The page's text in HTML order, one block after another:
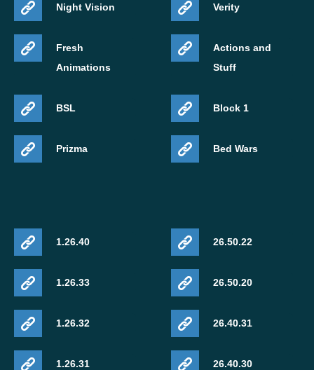
Verity
Actions and
Stuff
1 Block
Bed Wars
Night Vision
Fresh
Animations
BSL
Prizma
26.50.22
26.50.20
26.40.31
26.40.30
1.26.40
1.26.33
1.26.32
1.26.31